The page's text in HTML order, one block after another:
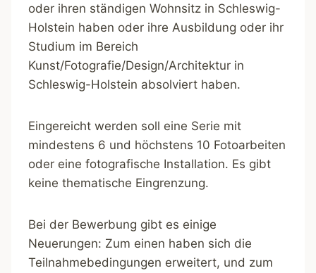
oder ihren ständigen Wohnsitz in Schleswig-
Holstein haben oder ihre Ausbildung oder ihr
Studium im Bereich
Kunst/Fotografie/Design/Architektur in
Schleswig-Holstein absolviert haben.
Eingereicht werden soll eine Serie mit
mindestens 6 und höchstens 10 Fotoarbeiten
oder eine fotografische Installation. Es gibt
keine thematische Eingrenzung.
Bei der Bewerbung gibt es einige
Neuerungen: Zum einen haben sich die
Teilnahmebedingungen erweitert, und zum